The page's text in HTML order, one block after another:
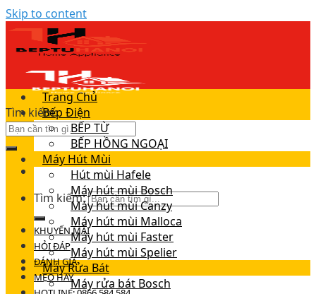
Skip to content
Tìm kiếm:
Tìm kiếm:
KHUYẾN MÃI
HỎI ĐÁP
ĐÁNH GIÁ
MẸO HAY
Trang Chủ
Bếp Điện
BẾP TỪ
BẾP HỒNG NGOẠI
Máy Hút Mùi
Hút mùi Hafele
Máy hút mùi Bosch
Máy hút mùi Canzy
Máy hút mùi Malloca
Máy hút mùi Faster
Máy hút mùi Spelier
Máy Rửa Bát
Máy rửa bát Bosch